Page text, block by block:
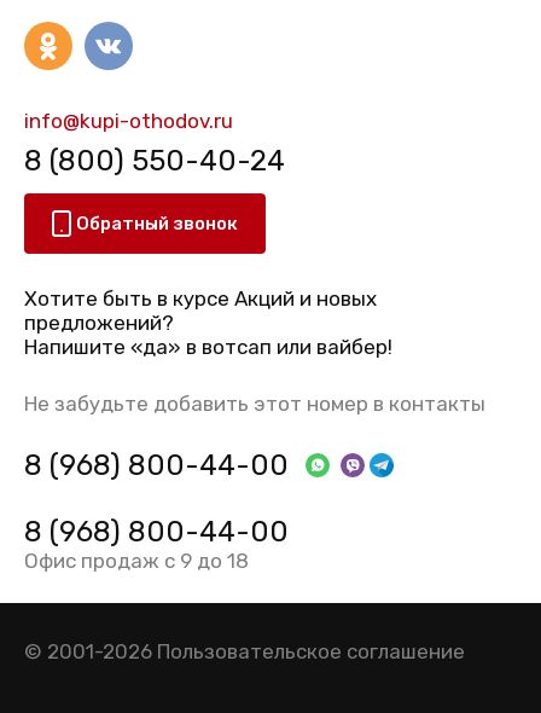
info@kupi-othodov.ru
8 (800) 550-40-24
Обратный звонок
Хотите быть в курсе Акций и новых
предложений?
Напишите «да» в вотсап или вайбер!
Не забудьте добавить этот номер в контакты
8 (968) 800-44-00
8 (968) 800-44-00
Офис продаж с 9 до 18
© 2001-2026 Пользовательское соглашение